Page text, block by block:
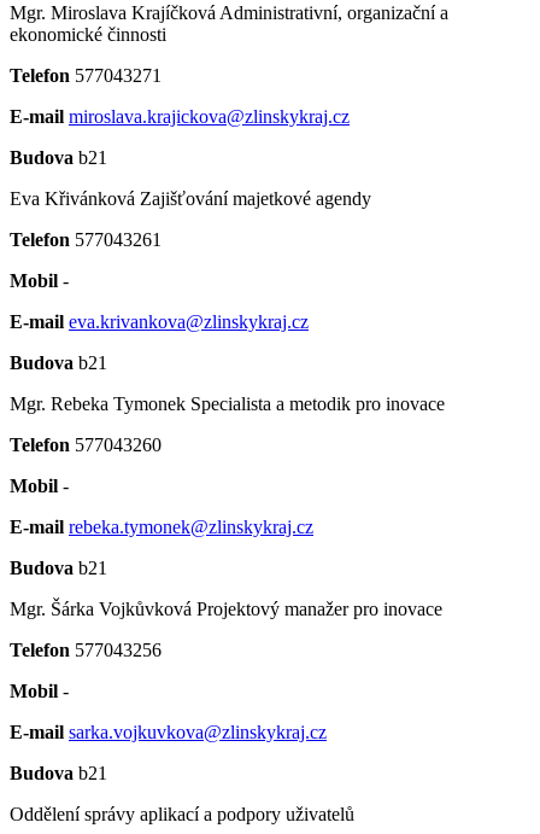
Mgr. Miroslava Krajíčková Administrativní, organizační a
ekonomické činnosti
Telefon 577043271
E-mail miroslava.krajickova@zlinskykraj.cz
Budova b21
Eva Křivánková Zajišťování majetkové agendy
Telefon 577043261
Mobil -
E-mail eva.krivankova@zlinskykraj.cz
Budova b21
Mgr. Rebeka Tymonek Specialista a metodik pro inovace
Telefon 577043260
Mobil -
E-mail rebeka.tymonek@zlinskykraj.cz
Budova b21
Mgr. Šárka Vojkůvková Projektový manažer pro inovace
Telefon 577043256
Mobil -
E-mail sarka.vojkuvkova@zlinskykraj.cz
Budova b21
Oddělení správy aplikací a podpory uživatelů